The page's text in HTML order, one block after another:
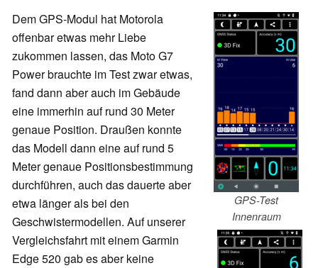
GPS-Test
Innenraum
Dem GPS-Modul hat Motorola
offenbar etwas mehr Liebe
zukommen lassen, das Moto G7
Power brauchte im Test zwar etwas,
fand dann aber auch im Gebäude
eine immerhin auf rund 30 Meter
genaue Position. Draußen konnte
das Modell dann eine auf rund 5
Meter genaue Positionsbestimmung
durchführen, auch das dauerte aber
etwa länger als bei den
Geschwistermodellen. Auf unserer
Vergleichsfahrt mit einem Garmin
Edge 520 gab es aber keine